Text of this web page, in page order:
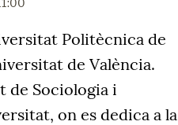
Politècnica de
de València.
de Sociologia i
on es dedica a la